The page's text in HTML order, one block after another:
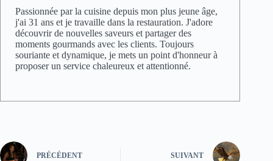
Passionnée par la cuisine depuis mon plus jeune âge,
j'ai 31 ans et je travaille dans la restauration. J'adore
découvrir de nouvelles saveurs et partager des
moments gourmands avec les clients. Toujours
souriante et dynamique, je mets un point d'honneur à
proposer un service chaleureux et attentionné.
PRÉCÉDENT SUIVANT